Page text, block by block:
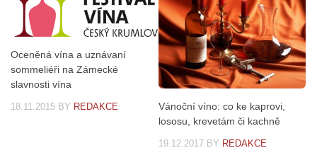
Oceněná vína a uznávaní
sommeliéři na Zámecké
slavnosti vína
18.11.2015 BY REDAKCE
Vánoční víno: co ke kaprovi,
lososu, krevetám či kachně
19.12.2017 BY REDAKCE